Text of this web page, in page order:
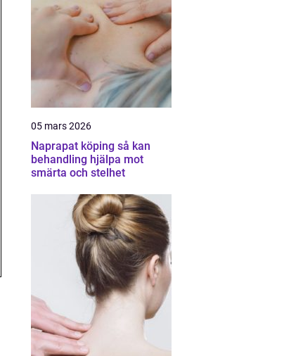
05 mars 2026
Naprapat köping så kan
behandling hjälpa mot
smärta och stelhet